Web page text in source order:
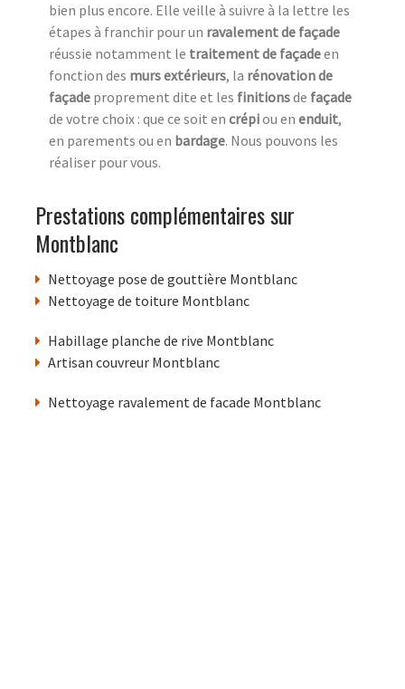
bien plus encore. Elle veille à suivre à la lettre les
étapes à franchir pour un ravalement de façade
réussie notamment le traitement de façadeen
fonction des murs extérieurs, la rénovation de
façade proprement dite et les finitionsde façade
de votre choix : que ce soit en crépiou en enduit,
en parements ou en bardage. Nous pouvons les
réaliser pour vous.
Prestations complémentaires sur
Montblanc
Nettoyage pose de gouttière Montblanc
Nettoyage de toiture Montblanc
Habillage planche de rive Montblanc
Artisan couvreur Montblanc
Nettoyage ravalement de facade Montblanc